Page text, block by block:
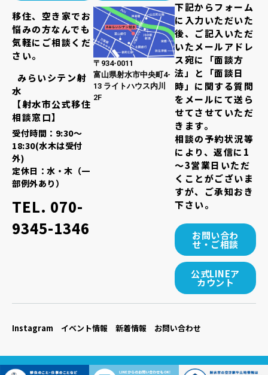
移住、空き家でお
悩みの方なんでも
気軽にご相談くだ
さい。
みらいシテン射
水
【射水市公式移住
相談窓口】
受付時間：9:30～
18:30(水木は受付
外)
定休日：水・木（一
部例外あり）
TEL. 070-
9345-1346
〒934-0011
富山県射水市中央町4-
13 ライトハウス内川
2F
下記からフォーム
に入力いただいた
後、ご記入いただ
いたメールアドレ
ス宛に「面談方
法」と「面談日
時」に関する質問
をメールにて送ら
せてさせていただ
きます。
相談の予約状況等
により、返信に1
～3営業日いただ
くことがございま
すが、ご承知おき
下さい。
お問い合わ
せ・ご相談
公式LINEア
カウント
Instagram イベント情報 新着情報 お問い合わせ